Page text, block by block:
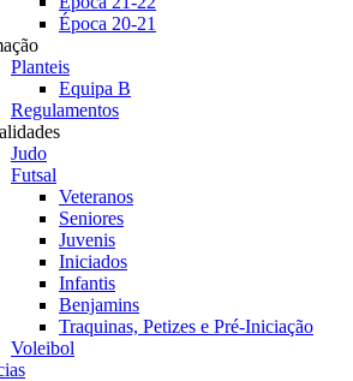
Época 20-21
Planteis
Equipa B
Regulamentos
Judo
Futsal
Veteranos
Seniores
Juvenis
Iniciados
Infantis
Benjamins
Traquinas, Petizes e Pré-Iniciação
Voleibol